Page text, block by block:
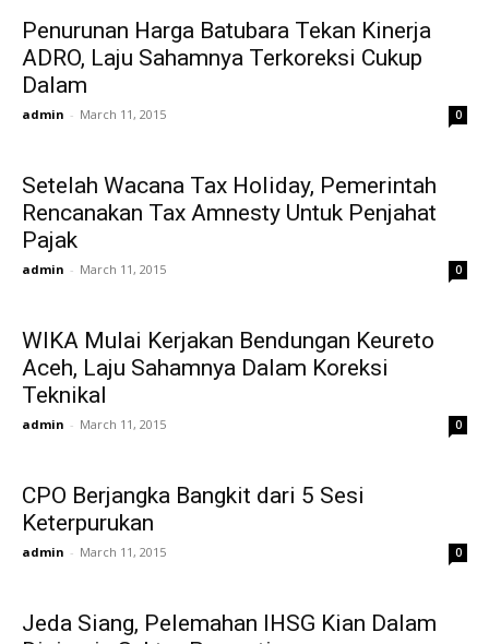
Penurunan Harga Batubara Tekan Kinerja
ADRO, Laju Sahamnya Terkoreksi Cukup
Dalam
admin - March 11, 2015 0
Setelah Wacana Tax Holiday, Pemerintah
Rencanakan Tax Amnesty Untuk Penjahat
Pajak
admin - March 11, 2015 0
WIKA Mulai Kerjakan Bendungan Keureto
Aceh, Laju Sahamnya Dalam Koreksi
Teknikal
admin - March 11, 2015 0
CPO Berjangka Bangkit dari 5 Sesi
Keterpurukan
admin - March 11, 2015 0
Jeda Siang, Pelemahan IHSG Kian Dalam